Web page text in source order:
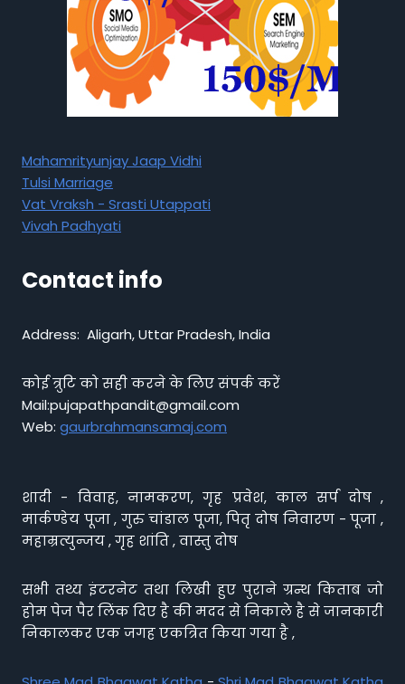
Mahamrityunjay Jaap Vidhi
Tulsi Marriage
Vat Vraksh - Srasti Utappati
Vivah Padhyati
Contact info
Address: Aligarh, Uttar Pradesh, India
कोई त्रुटि को सही करने के लिए संपर्क करें
Mail:pujapathpandit@gmail.com
Web: gaurbrahmansamaj.com
शादी - विवाह, नामकरण, गृह प्रवेश, काल सर्प दोष ,
मार्कण्डेय पूजा , गुरु चांडाल पूजा, पितृ दोष निवारण - पूजा ,
महाम्रत्युन्जय , गृह शांति , वास्तु दोष
सभी तथ्य इंटरनेट तथा लिखी हुए पुराने ग्रन्थ किताब जो
होम पेज पैर लिंक दिए है की मदद से निकाले है से जानकारी
निकालकर एक जगह एकत्रित किया गया है ,